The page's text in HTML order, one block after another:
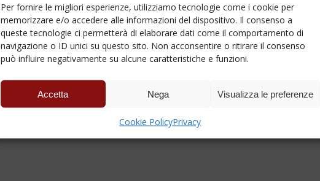
Per fornire le migliori esperienze, utilizziamo tecnologie come i cookie per
memorizzare e/o accedere alle informazioni del dispositivo. Il consenso a
queste tecnologie ci permetterà di elaborare dati come il comportamento di
navigazione o ID unici su questo sito. Non acconsentire o ritirare il consenso
può influire negativamente su alcune caratteristiche e funzioni.
Accetta Nega Visualizza le preferenze
Cookie PolicyPrivacy